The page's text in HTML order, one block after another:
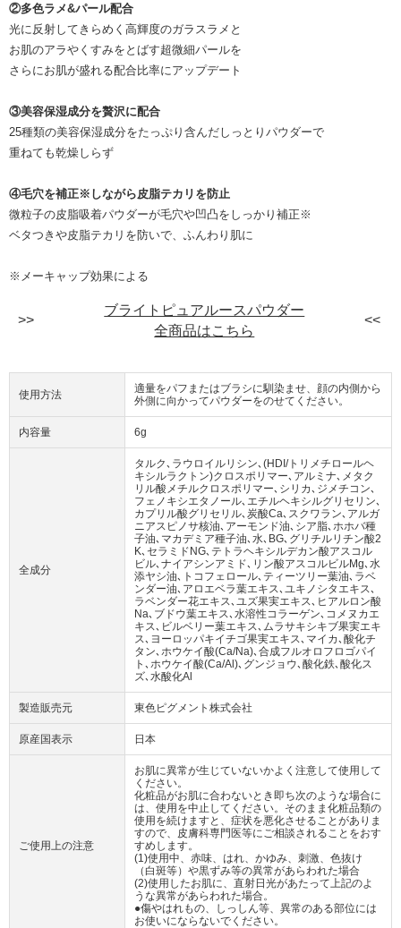
②多色ラメ&パール配合
光に反射してきらめく高輝度のガラスラメと
お肌のアラやくすみをとばす超微細パールを
さらにお肌が盛れる配合比率にアップデート
③美容保湿成分を贅沢に配合
25種類の美容保湿成分をたっぷり含んだしっとりパウダーで
重ねても乾燥しらず
④毛穴を補正※しながら皮脂テカリを防止
微粒子の皮脂吸着パウダーが毛穴や凹凸をしっかり補正※
ベタつきや皮脂テカリを防いで、ふんわり肌に
※メーキャップ効果による
ブライトピュアルースパウダー
全商品はこちら
使用方法
適量をパフまたはブラシに馴染ませ、顔の内側から
外側に向かってパウダーをのせてください。
内容量 6g
全成分
タルク､ラウロイルリシン､(HDI/トリメチロールヘ
キシルラクトン)クロスポリマー､アルミナ､メタク
リル酸メチルクロスポリマー､シリカ､ジメチコン､
フェノキシエタノール､エチルヘキシルグリセリン､
カプリル酸グリセリル､炭酸Ca､スクワラン､アルガ
ニアスピノサ核油､アーモンド油､シア脂､ホホバ種
子油､マカデミア種子油､水､BG､グリチルリチン酸2
K､セラミドNG､テトラヘキシルデカン酸アスコル
ビル､ナイアシンアミド､リン酸アスコルビルMg､水
添ヤシ油､トコフェロール､ティーツリー葉油､ラベ
ンダー油､アロエベラ葉エキス､ユキノシタエキス､
ラベンダー花エキス､ユズ果実エキス､ヒアルロン酸
Na､ブドウ葉エキス､水溶性コラーゲン､コメヌカエ
キス､ビルベリー葉エキス､ムラサキシキブ果実エキ
ス､ヨーロッパキイチゴ果実エキス､マイカ､酸化チ
タン､ホウケイ酸(Ca/Na)､合成フルオロフロゴパイ
ト､ホウケイ酸(Ca/Al)､グンジョウ､酸化鉄､酸化ス
ズ､水酸化Al
製造販売元 東色ピグメント株式会社
原産国表示 日本
ご使用上の注意
お肌に異常が生じていないかよく注意して使用して
ください。
化粧品がお肌に合わないとき即ち次のような場合に
は、使用を中止してください。そのまま化粧品類の
使用を続けますと、症状を悪化させることがありま
すので、皮膚科専門医等にご相談されることをおす
すめします。
(1)使用中、赤味、はれ、かゆみ、刺激、色抜け
（白斑等）や黒ずみ等の異常があらわれた場合
(2)使用したお肌に、直射日光があたって上記のよ
うな異常があらわれた場合。
●傷やはれもの、しっしん等、異常のある部位には
お使いにならないでください。